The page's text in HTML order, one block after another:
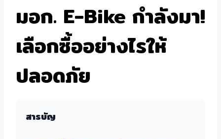
มอก. E-Bike กำลังมา!
เลือกซื้ออย่างไรให้
ปลอดภัย
สารบัญ